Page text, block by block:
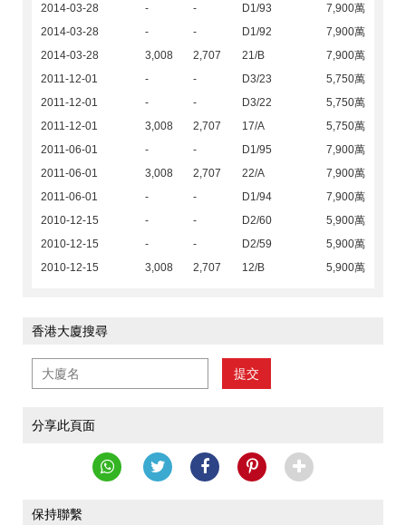
2014-03-28 - - D1/93
7,900萬
2014-03-28
- - D1/92
7,900萬
2014-03-28
3,008 2,707 21/B
7,900萬
2011-12-01
- - D3/23
5,750萬
2011-12-01
- - D3/22
5,750萬
2011-12-01
3,008 2,707 17/A
5,750萬
2011-06-01
- - D1/95
7,900萬
2011-06-01
3,008 2,707 22/A
7,900萬
2011-06-01
- - D1/94
7,900萬
2010-12-15
- - D2/60
5,900萬
2010-12-15
- - D2/59
5,900萬
2010-12-15
3,008 2,707 12/B 5,900萬
香港大廈搜尋
提交
分享此頁面
保持聯繫